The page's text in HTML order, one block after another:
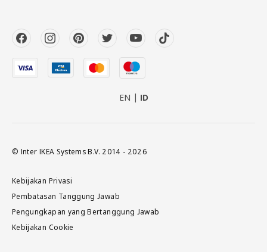
EN ID
© Inter IKEA Systems B.V. 2014 - 2026
Kebijakan Privasi
Pembatasan Tanggung Jawab
Pengungkapan yang Bertanggung Jawab
Kebijakan Cookie